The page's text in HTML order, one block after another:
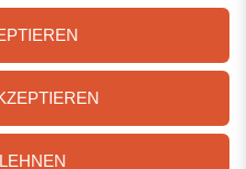
& Webdesign